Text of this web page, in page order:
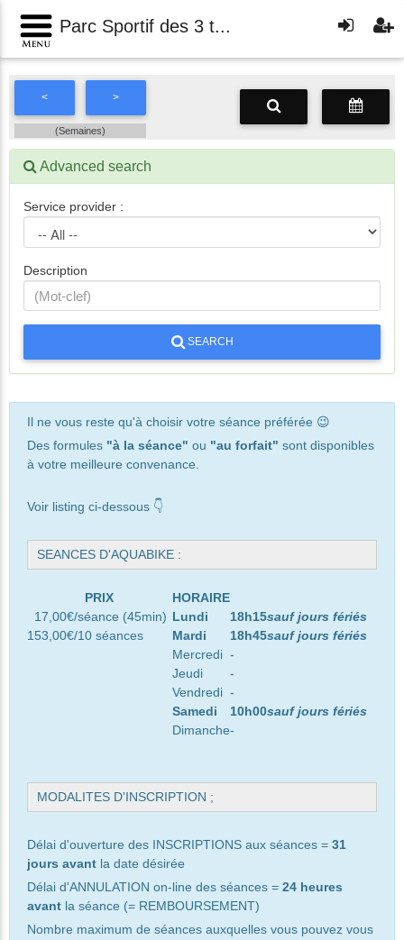
Parc Sportif des 3 t...
< >
(Semaines)
Advanced search
Service provider :
provider
Description
SEARCH
Il ne vous reste qu'à choisir votre séance préférée 😉
Des formules "à la séance" ou "au forfait" sont disponibles
à votre meilleure convenance.
Voir listing ci-dessous 👇
SEANCES D'AQUABIKE :
PRIX
HORAIRE
17,00€/séance (45min) Lundi 18h15sauf jours fériés
153,00€/10 séances Mardi 18h45sauf jours fériés
Mercredi -
Jeudi
-
Vendredi -
Samedi
10h00sauf jours fériés
Dimanche-
MODALITES D'INSCRIPTION ;
Délai d'ouverture des INSCRIPTIONS aux séances = 31
jours avantla date désirée
Délai d'ANNULATION on-line des séances = 24 heures
avantla séance (= REMBOURSEMENT)
Nombre maximum de séances auxquelles vous pouvez vous